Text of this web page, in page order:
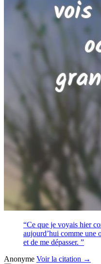
“Ce que je voyais hier
aujourd’hui comme une
et de me dépasser. ”
Anonyme Voirla citation →